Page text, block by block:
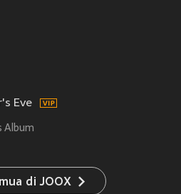
Eve
Album
di JOOX